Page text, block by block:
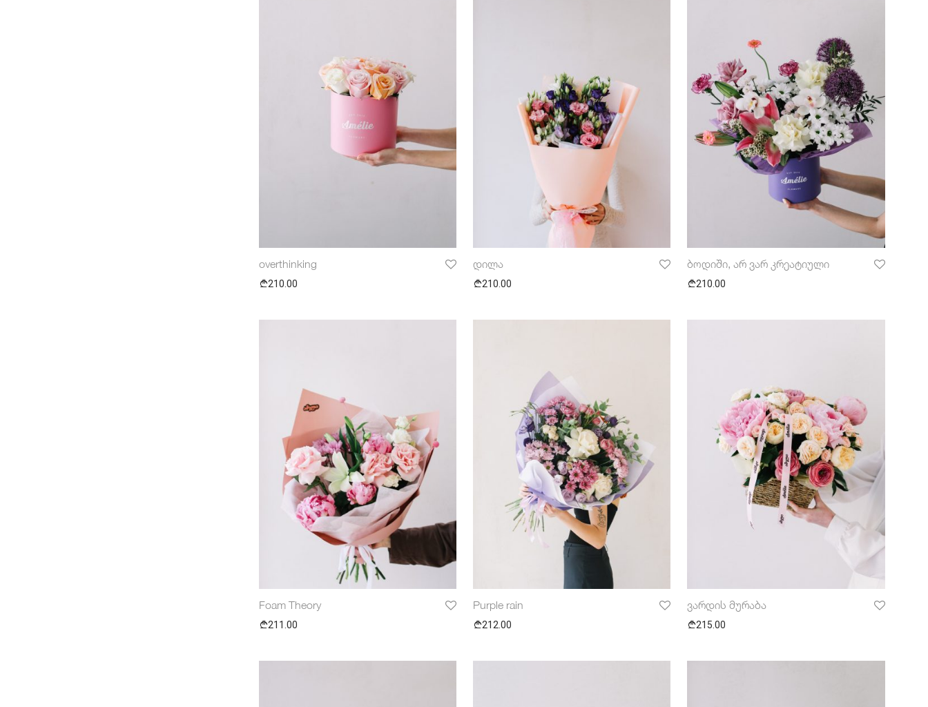
overthinking
210.00
დილა
210.00
ბოდიში, არ ვარ კრეატიული
210.00
Foam Theory
211.00
Purple rain
212.00
ვარდის მურაბა
215.00